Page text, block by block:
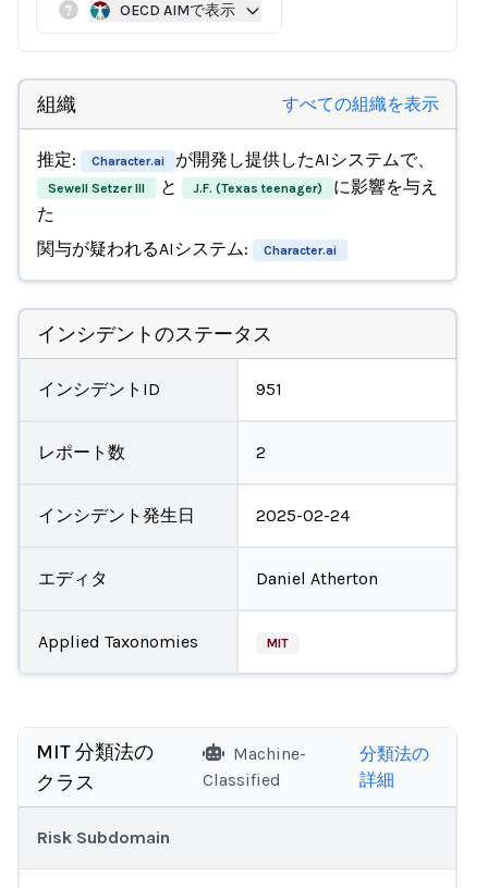
OECD AIMで表示
組織 すべての組織を表示
推定: Character.ai が開発し提供したAIシステムで、
Sewell Setzer III と J.F. (Texas teenager)
に影響を与え
た
関与が疑われるAIシステム:
Character.ai
インシデントのステータス
インシデントID 951
レポート数 2
インシデント発生日 2025-02-24
エディタ Daniel Atherton
Applied Taxonomies MIT
MIT 分類法の
クラス
Machine-
Classified
分類法の
詳細
Risk Subdomain